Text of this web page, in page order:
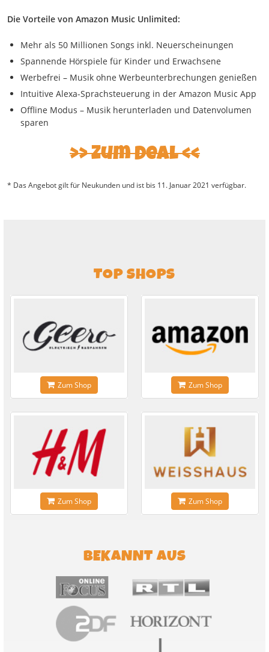
Die Vorteile von Amazon Music Unlimited:
Mehr als 50 Millionen Songs inkl. Neuerscheinungen
Spannende Hörspiele für Kinder und Erwachsene
Werbefrei – Musik ohne Werbeunterbrechungen genießen
Intuitive Alexa-Sprachsteuerung in der Amazon Music App
Offline Modus – Musik herunterladen und Datenvolumen
sparen
Zum Deal
* Das Angebot gilt für Neukunden und ist bis 11. Januar 2021 verfügbar.
TOP SHOPS
Zum Shop Zum Shop
Zum Shop Zum Shop
BEKANNT AUS